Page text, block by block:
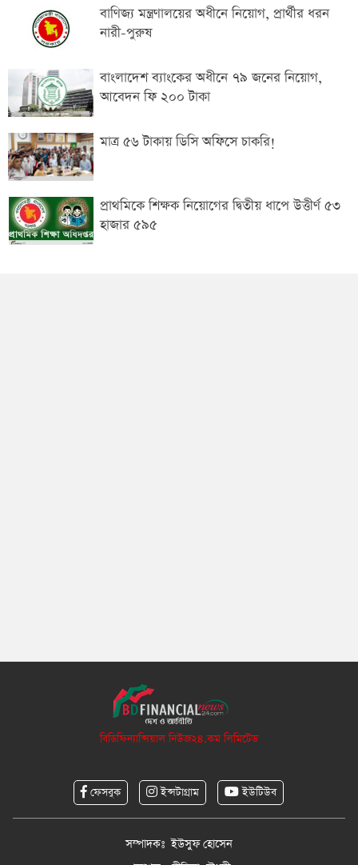
বাণিজ্য মন্ত্রণালয়ের অধীনে নিয়োগ, প্রার্থীর ধরন
নারী-পুরুষ
বাংলাদেশ ব্যাংকের অধীনে ৭৯ জনের নিয়োগ,
আবেদন ফি ২০০ টাকা
মাত্র ৫৬ টাকায় ডিসি অফিসে চাকরি!
প্রাথমিকে শিক্ষক নিয়োগের দ্বিতীয় ধাপে উত্তীর্ণ ৫৩
হাজার ৫৯৫
বিডিফিন্যান্সিয়াল নিউজ২৪.কম লিমিটেড
ফেসবুক ইন্সটাগ্রাম ইউটিউব
সম্পাদকঃ ইউসুফ হোসেন